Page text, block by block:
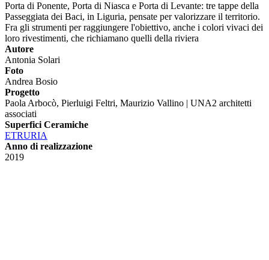
Porta di Ponente, Porta di Niasca e Porta di Levante: tre tappe della
Passeggiata dei Baci, in Liguria, pensate per valorizzare il territorio.
Fra gli strumenti per raggiungere l'obiettivo, anche i colori vivaci dei
loro rivestimenti, che richiamano quelli della riviera
Autore
Antonia Solari
Foto
Andrea Bosio
Progetto
Paola Arbocò, Pierluigi Feltri, Maurizio Vallino | UNA2 architetti
associati
Superfici Ceramiche
ETRURIA
Anno di realizzazione
2019